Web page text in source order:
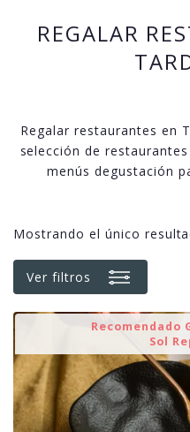
REGALAR
Regalar restaurantes en
selección de
menús degustación
Mostrando el único
Ver filtros
Recomendado
Sol